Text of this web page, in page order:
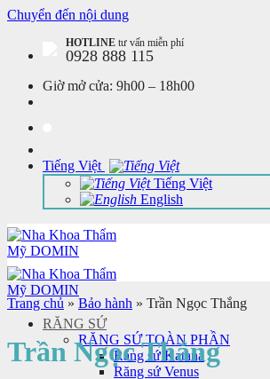
Chuyển đến nội dung
HOTLINE tư vấn miễn phí
0928 888 115
Giờ mở cửa: 9h00 – 18h00
Tiếng Việt
Tiếng Việt
English
RĂNG SỨ
RĂNG SỨ TOÀN PHẦN
Răng sứ Katana
Răng sứ Venus
Trang chủ » Bảo hành » Trần Ngọc Thắng
Trần Ngọc Thắng